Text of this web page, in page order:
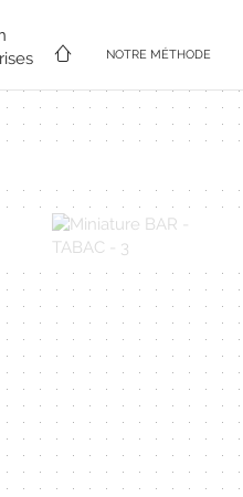
NOTRE MÉTHODE